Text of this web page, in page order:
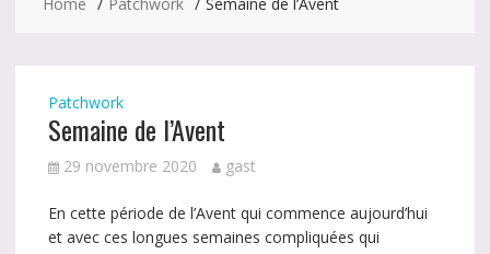
Patchwork
Semaine de l’Avent
29 novembre 2020 gast
En cette période de l’Avent qui commence aujourd’hui
et avec ces longues semaines compliquées qui